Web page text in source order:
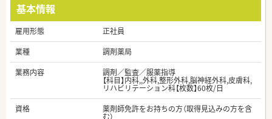
基本情報
雇用形態
正社員
業種
調剤薬局
業務内容
調剤／監査／服薬指導
【科目】内科,,外科,整形外科,脳神経外科,皮膚科,
リハビリテーション科【枚数】60枚/日
資格
薬剤師免許をお持ちの方（取得見込みの方を含
む）